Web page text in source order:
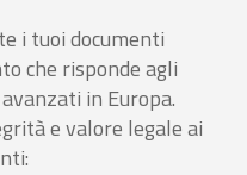
i tuoi documenti
che risponde agli
in Europa.
e valore legale ai